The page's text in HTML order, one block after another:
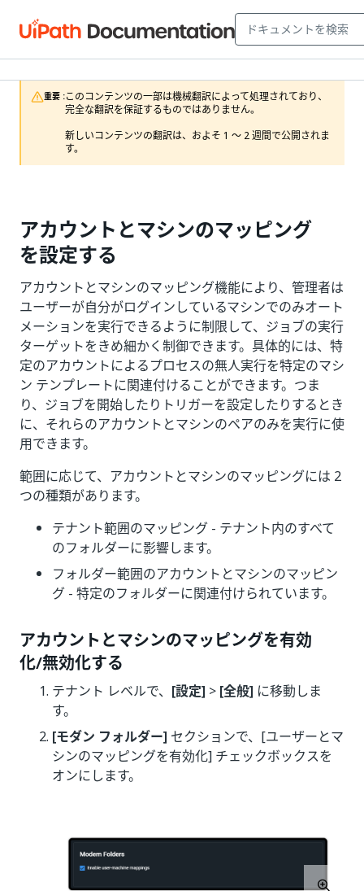
重要 :このコンテンツの一部は機械翻訳によって処理されており、
完全な翻訳を保証するものではありません。
新しいコンテンツの翻訳は、およそ 1 ～ 2 週間で公開されま
す。
アカウントとマシンのマッピング
を設定する
アカウントとマシンのマッピング機能により、管理者は
ユーザーが自分がログインしているマシンでのみオート
メーションを実行できるように制限して、ジョブの実行
ターゲットをきめ細かく制御できます。具体的には、特
定のアカウントによるプロセスの無人実行を特定のマシ
ン テンプレートに関連付けることができます。つま
り、ジョブを開始したりトリガーを設定したりするとき
に、それらのアカウントとマシンのペアのみを実行に使
用できます。
範囲に応じて、アカウントとマシンのマッピングには 2
つの種類があります。
テナント範囲のマッピング - テナント内のすべて
のフォルダーに影響します。
フォルダー範囲のアカウントとマシンのマッピン
グ - 特定のフォルダーに関連付けられています。
アカウントとマシンのマッピングを有効
化/無効化する
テナント レベルで、 [設定] > [全般] に移動しま
す。
[モダン フォルダー] セクションで、[ユーザーとマ
シンのマッピングを有効化] チェックボックスを
オンにします。